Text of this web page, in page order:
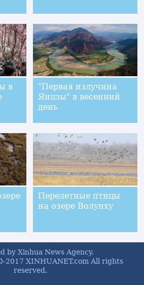
в
"Первая излучина
Янцзы" в весенний
день
Перелетные птицы
на озере Волунху
by Xinhua News Agency.
2017 XINHUANET.com All rights
reserved.